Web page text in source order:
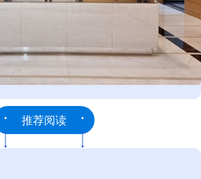
推荐阅读